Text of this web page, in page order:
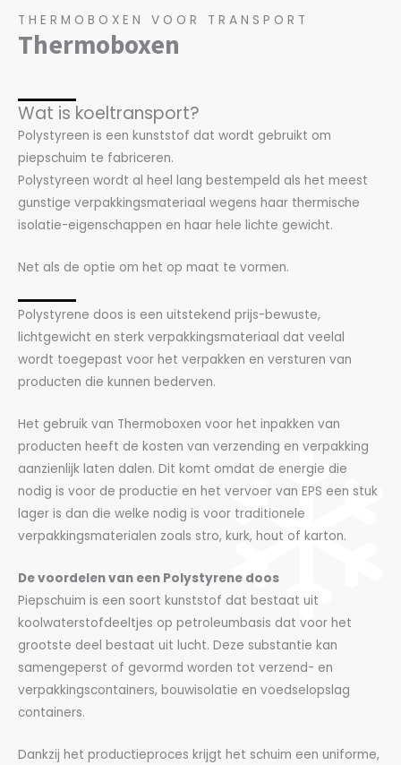
THERMOBOXEN VOOR TRANSPORT
Thermoboxen
Wat is koeltransport?
Polystyreen is een kunststof dat wordt gebruikt om
piepschuim te fabriceren.
Polystyreen wordt al heel lang bestempeld als het meest
gunstige verpakkingsmateriaal wegens haar thermische
isolatie-eigenschappen en haar hele lichte gewicht.
Net als de optie om het op maat te vormen.
Polystyrene doos is een uitstekend prijs-bewuste,
lichtgewicht en sterk verpakkingsmateriaal dat veelal
wordt toegepast voor het verpakken en versturen van
producten die kunnen bederven.
Het gebruik van Thermoboxen voor het inpakken van
producten heeft de kosten van verzending en verpakking
aanzienlijk laten dalen. Dit komt omdat de energie die
nodig is voor de productie en het vervoer van EPS een stuk
lager is dan die welke nodig is voor traditionele
verpakkingsmaterialen zoals stro, kurk, hout of karton.
De voordelen van een Polystyrene doos
Piepschuim is een soort kunststof dat bestaat uit
koolwaterstofdeeltjes op petroleumbasis dat voor het
grootste deel bestaat uit lucht. Deze substantie kan
samengeperst of gevormd worden tot verzend- en
verpakkingscontainers, bouwisolatie en voedselopslag
containers.
Dankzij het productieproces krijgt het schuim een uniforme,